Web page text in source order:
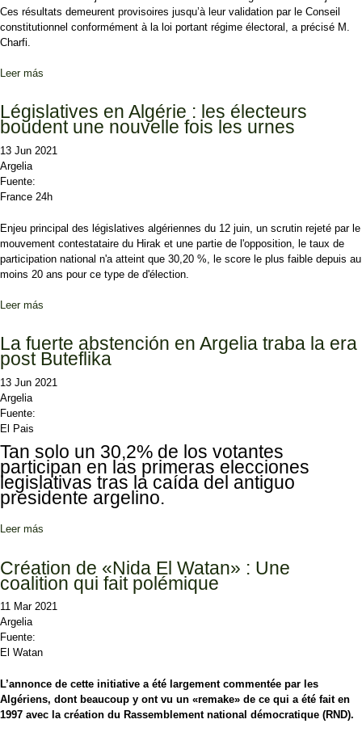
Ces résultats demeurent provisoires jusqu’à leur validation par le Conseil
constitutionnel conformément à la loi portant régime électoral, a précisé M.
Charfi.
Leer más
Législatives en Algérie : les électeurs
boudent une nouvelle fois les urnes
13 Jun 2021
Argelia
Fuente:
France 24h
Enjeu principal des législatives algériennes du 12 juin, un scrutin rejeté par le
mouvement contestataire du Hirak et une partie de l'opposition, le taux de
participation national n'a atteint que 30,20 %, le score le plus faible depuis au
moins 20 ans pour ce type de d'élection.
Leer más
La fuerte abstención en Argelia traba la era
post Buteflika
13 Jun 2021
Argelia
Fuente:
El Pais
Tan solo un 30,2% de los votantes
participan en las primeras elecciones
legislativas tras la caída del antiguo
presidente argelino.
Leer más
Création de «Nida El Watan» : Une
coalition qui fait polémique
11 Mar 2021
Argelia
Fuente:
El Watan
L’annonce de cette initiative a été largement commentée par les
Algériens, dont beaucoup y ont vu un «remake» de ce qui a été fait en
1997 avec la création du Rassemblement national démocratique (RND).